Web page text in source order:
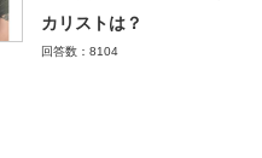
カリストは？
回答数：8104